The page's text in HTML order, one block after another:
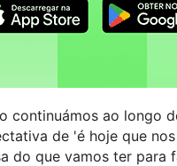
continuámos ao longo
de 'é hoje que
do que vamos ter para